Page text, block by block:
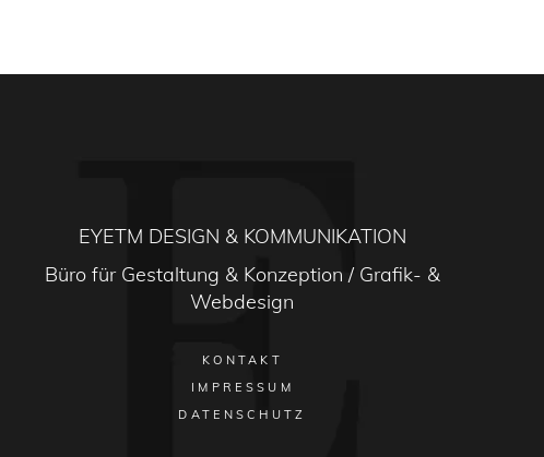
EYETM DESIGN & KOMMUNIKATION
Büro für Gestaltung & Konzeption / Grafik- &
Webdesign
KONTAKT
IMPRESSUM
DATENSCHUTZ